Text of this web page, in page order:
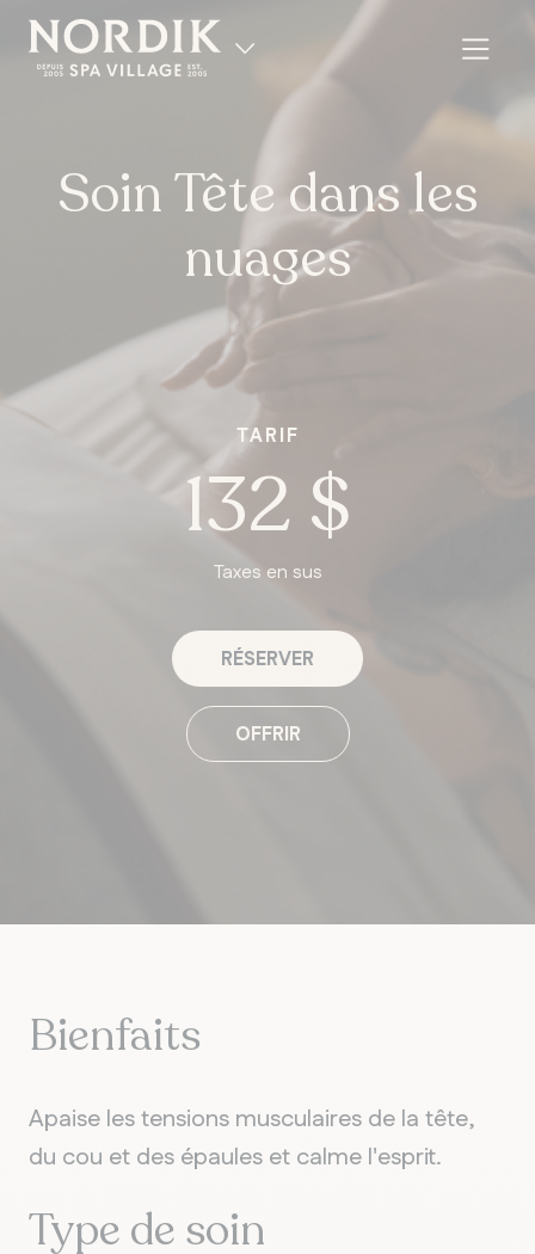
Soin Tête dans les
nuages
TARIF
132 $
Taxes en sus
RÉSERVER
OFFRIR
Bienfaits
Apaise les tensions musculaires de la tête,
du cou et des épaules et calme l'esprit.
Type de soin